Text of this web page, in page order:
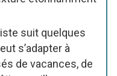
suit quelques
s’adapter à
de vacances, de